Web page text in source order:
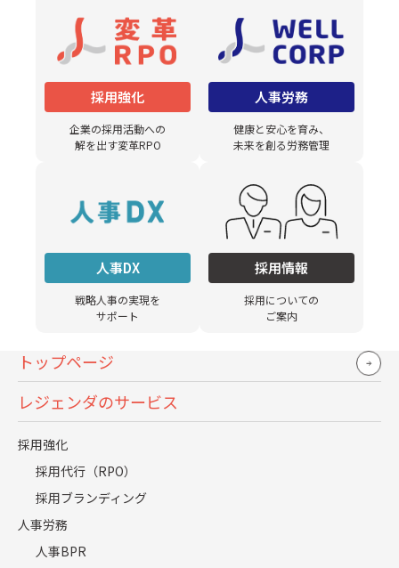
採用強化
企業の採用活動への
解を出す変革RPO
人事労務
健康と安心を育み、
未来を創る労務管理
人事DX
戦略人事の実現を
サポート
採用情報
採用についての
ご案内
トップページ
レジェンダのサービス
採用強化
採用代行（RPO）
採用ブランディング
人事労務
人事BPR
そういった状況下においても採用活動全体の質を高め、
「自社の中核を担い、事業発展に貢献できる優秀な人材」
を獲得するために、採用コンサルティングを活用する企業
が増加傾向にあります。
参考：人事コンサルティング業界 市場規模･動向や企業情報
| 日本経済新聞
採用コンサルティングの主なサ
ービス内容